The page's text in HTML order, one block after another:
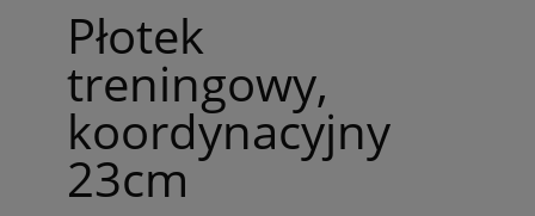
Płotek
treningowy,
koordynacyjny
23cm